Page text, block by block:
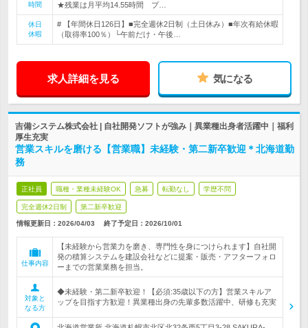
時間
★残業は月平均14.55時間 プ…
休日
休暇
# 【年間休日126日】■完全週休2日制（土日休み）■年次有給休暇
（取得率100％）└午前だけ・午後…
求人詳細を見る 気になる
吉備システム株式会社 | 自社開発ソフトが強み｜異業種出身者活躍中｜福利
厚生充実
営業スキルを磨ける【営業職】未経験・第二新卒歓迎＊北海道勤
務
正社員 職種・業種未経験OK 急募 転勤なし 学歴不問
完全週休2日制 第二新卒歓迎
情報更新日：2026/04/03 終了予定日： 2026/10/01
仕事内容
【未経験から営業力を磨き、専門性を身につけられます】自社開
発の積算システムを建設会社などに提案・販売・アフターフォロ
ーまでの営業業務を担当。
対象と
なる方
◆未経験・第二新卒歓迎！【必須:35歳以下の方】営業スキルア
ップを目指す方歓迎！異業種出身の先輩多数活躍中、研修も充実